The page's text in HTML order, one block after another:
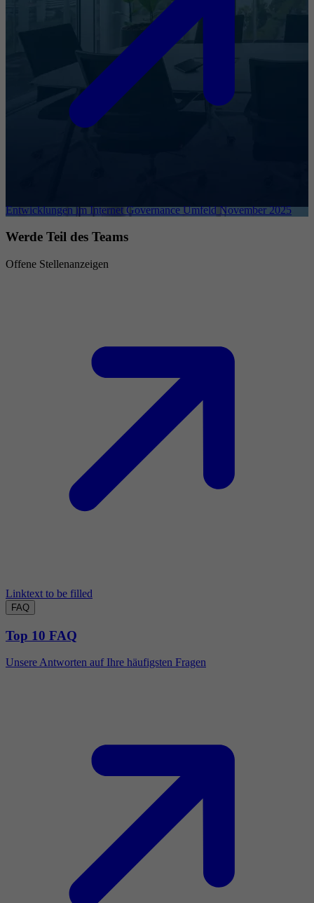
Entwicklungen im Internet Governance Umfeld November 2025
Werde Teil des Teams
Offene Stellenanzeigen
Linktext to be filled
FAQ
Top 10 FAQ
Unsere Antworten auf Ihre häufigsten Fragen